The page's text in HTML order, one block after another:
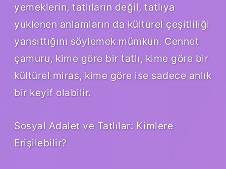
yemeklerin, tatlıların değil, tatlıya
yüklenen anlamların da kültürel çeşitliliği
yansıttığını söylemek mümkün. Cennet
çamuru, kime göre bir tatlı, kime göre bir
kültürel miras, kime göre ise sadece anlık
bir keyif olabilir.
Sosyal Adalet ve Tatlılar: Kimlere
Erişilebilir?